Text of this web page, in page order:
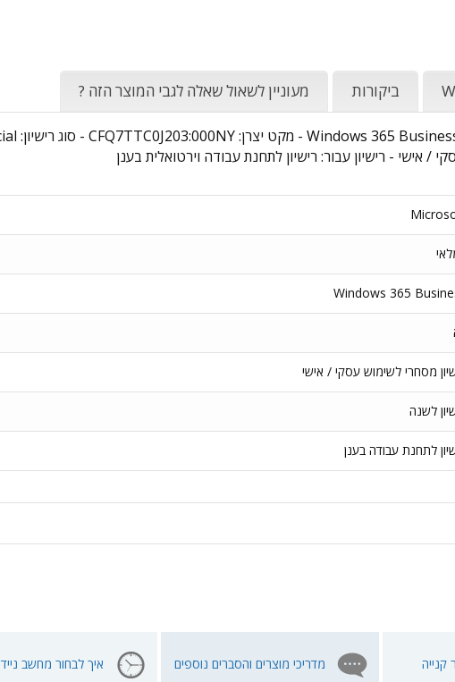
ביקורות מעוניין לשאול שאלה לגבי המוצר הזה ?
/ אישי - רישיון עבור: רישיון לתחנת עבודה וירטואלית בענן
Windows 365
מסחרי לשימוש עסקי / אישי
לשנה
לתחנת עבודה בענן
קנייה מדריכי מוצרים והסברים נוספים איך לבחור מחשב נייד